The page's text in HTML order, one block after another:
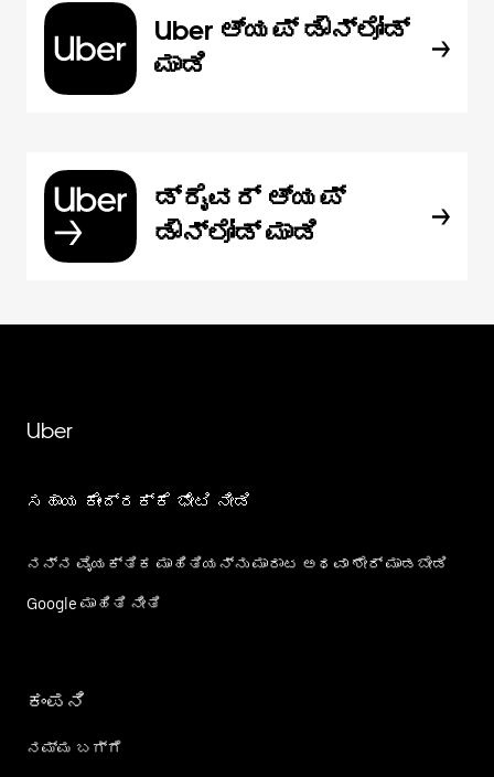
Uber ಆ್ಯಪ್‍ ಡೌನ್‌ಲೋಡ್
ಮಾಡಿ
ಡ್ರೈವರ್ ಆ್ಯಪ್
ಡೌನ್‌ಲೋಡ್ ಮಾಡಿ
Uber
ಸಹಾಯ ಕೇಂದ್ರಕ್ಕೆ ಭೇಟಿ ನೀಡಿ
ನನ್ನ ವೈಯಕ್ತಿಕ ಮಾಹಿತಿಯನ್ನು ಮಾರಾಟ ಅಥವಾ ಶೇರ್‌ ಮಾಡಬೇಡಿ
Google ಮಾಹಿತಿ ನೀತಿ
ಕಂಪನಿ
ನಮ್ಮ ಬಗ್ಗೆ